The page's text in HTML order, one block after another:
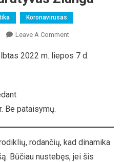
Koronavirusas
Leave A CommentOn
Kirsch:
2022 m. liepos 7 d.
Be pataisymų.
rodančių, kad dinamika
Būčiau nustebęs, jei šis